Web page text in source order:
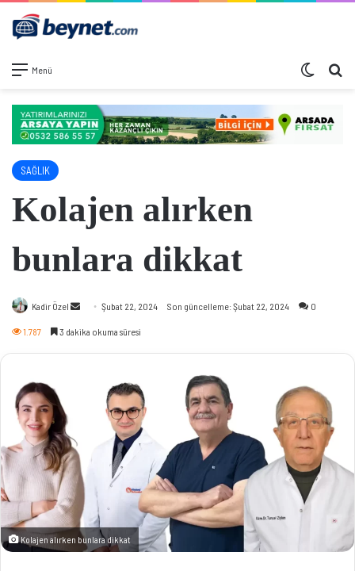
Menü Dış
SAĞLIK
Kolajen alırken
bunlara dikkat
Kadir Özel
Bir
Şubat 22, 2024 Son güncelleme: Şubat 22, 2024 0
1.787 3 dakika okuma süresi
Kolajen alırken bunlara dikkat